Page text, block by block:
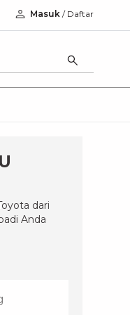
Masuk / Daftar
dari
Anda